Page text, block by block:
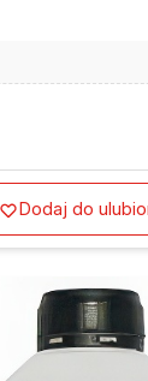
Dodaj do